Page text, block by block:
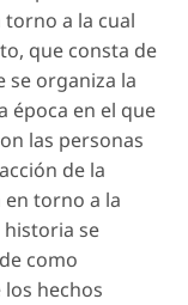
a la cual
que consta de
se organiza la
época en el que
las personas
de la
torno a la
se
como
hechos